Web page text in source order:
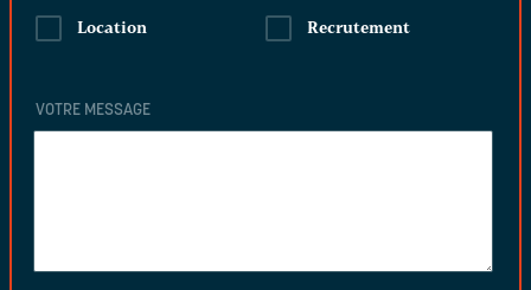
Location Recrutement
VOTRE MESSAGE